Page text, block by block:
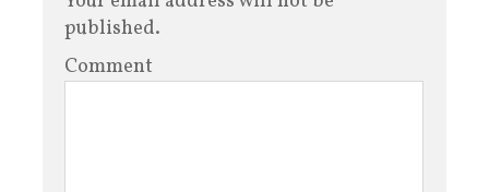
published.
Comment